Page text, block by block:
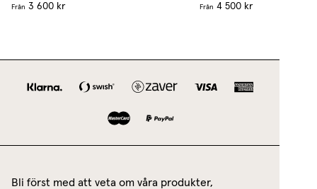
Från 3 600 kr Från 4 500 kr
Bli först med att veta om våra produkter,